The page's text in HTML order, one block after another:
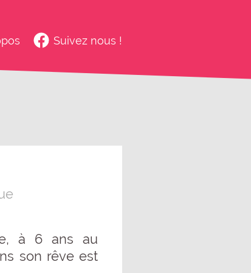
Suivez nous !
à 6 ans au
son rêve est